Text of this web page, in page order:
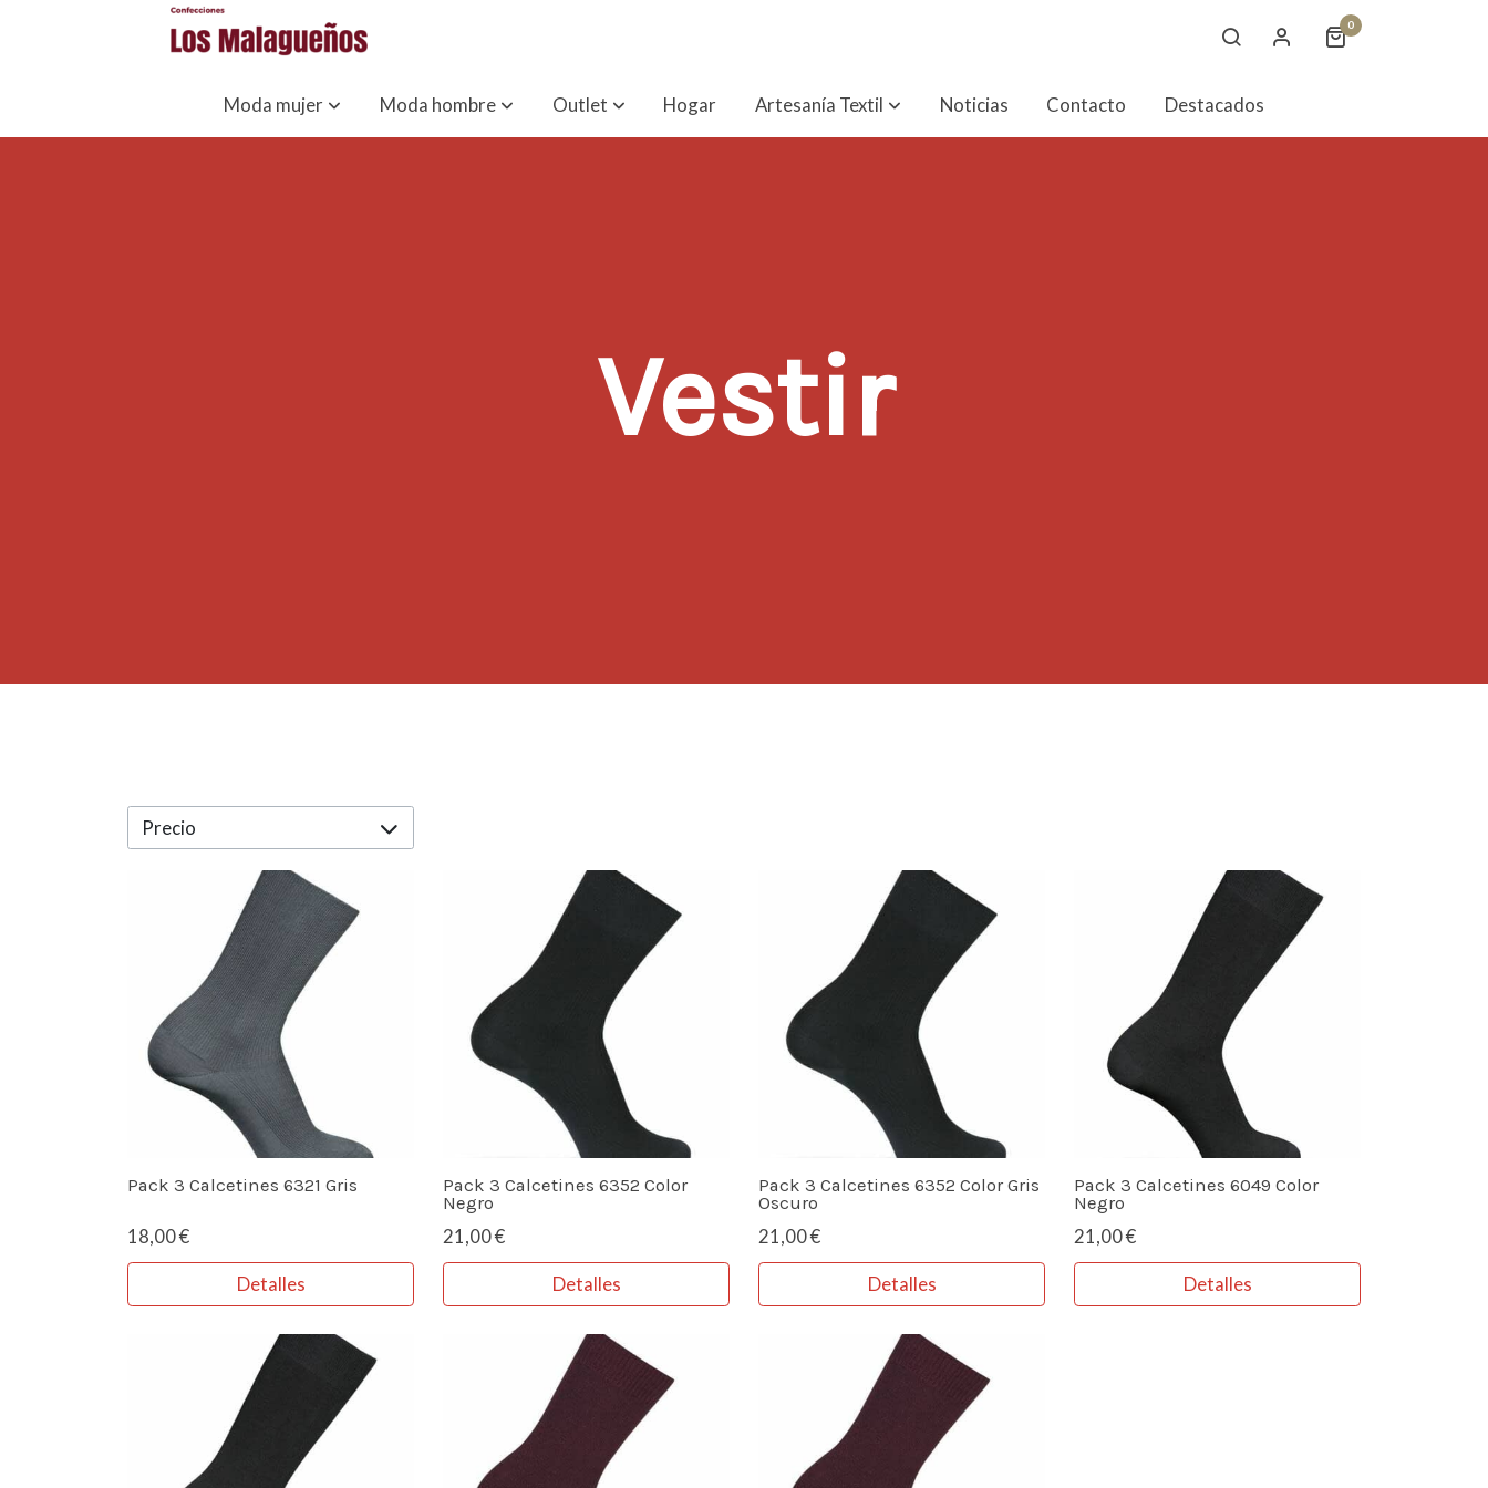
0
Moda mujer Moda hombre Outlet Hogar Artesanía Textil Noticias Contacto Destacados
Vestir
Precio
Pack 3 Calcetines 6321 Gris
18,00 €
Detalles
Pack 3 Calcetines 6352 Color
Negro
21,00 €
Detalles
Pack 3 Calcetines 6352 Color Gris
Oscuro
21,00 €
Detalles
Pack 3 Calcetines 6049 Color
Negro
21,00 €
Detalles